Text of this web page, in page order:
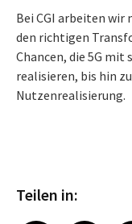
Bei CGI arbeiten wir
den richtigen
Chancen, die 5G mit
realisieren, bis hin
Nutzenrealisierung.
Teilen in: